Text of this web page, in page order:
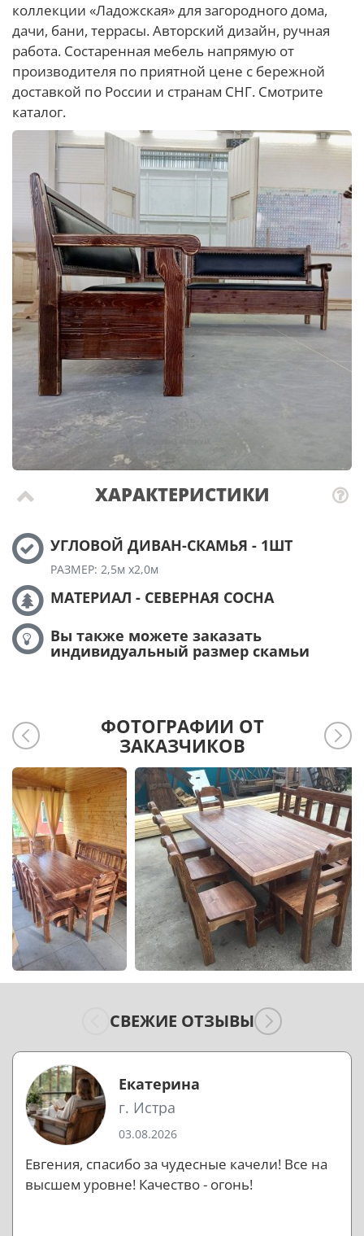
коллекции «Ладожская» для загородного дома,
дачи, бани, террасы. Авторский дизайн, ручная
работа. Состаренная мебель напрямую от
производителя по приятной цене с бережной
доставкой по России и странам СНГ. Смотрите
каталог.
ХАРАКТЕРИСТИКИ
УГЛОВОЙ ДИВАН-СКАМЬЯ - 1ШТ
РАЗМЕР: 2,5м х2,0м
МАТЕРИАЛ - СЕВЕРНАЯ СОСНА
Вы также можете заказать
индивидуальный размер скамьи
ФОТОГРАФИИ ОТ
ЗАКАЗЧИКОВ
СВЕЖИЕ ОТЗЫВЫ
Екатерина
г. Истра
03.08.2026
Евгения, спасибо за чудесные качели! Все на
высшем уровне! Качество - огонь!